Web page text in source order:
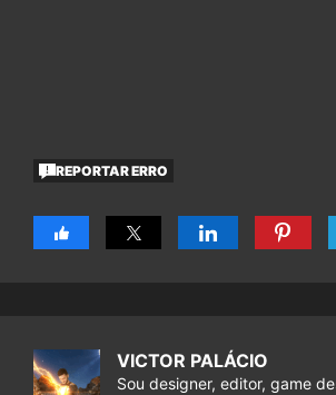
REPORTAR ERRO
VICTOR PALÁCIO
Sou designer, editor, game